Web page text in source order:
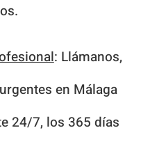
: Llámanos,
en Málaga
24/7, los 365 días